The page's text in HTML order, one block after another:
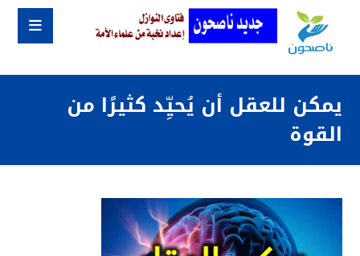
يمكن للعقل أن يُحيِّد كثيرًا من
القوة